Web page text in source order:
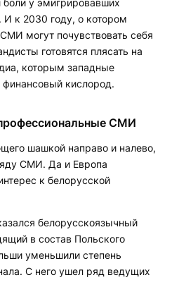
боли у эмигрировавших
И к 2030 году, о котором
могут почувствовать себя
готовятся плясать на
которым западные
кислород.
СМИ
шашкой направо и налево,
СМИ. Да и Европа
к белорусской
белорусскоязычный
в состав Польского
уменьшили степень
С него ушел ряд ведущих